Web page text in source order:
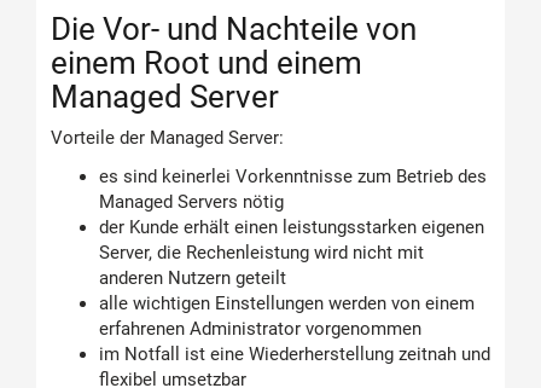
Die Vor- und Nachteile von
einem Root und einem
Managed Server
Vorteile der Managed Server:
es sind keinerlei Vorkenntnisse zum Betrieb des
Managed Servers nötig
der Kunde erhält einen leistungsstarken eigenen
Server, die Rechenleistung wird nicht mit
anderen Nutzern geteilt
alle wichtigen Einstellungen werden von einem
erfahrenen Administrator vorgenommen
im Notfall ist eine Wiederherstellung zeitnah und
flexibel umsetzbar